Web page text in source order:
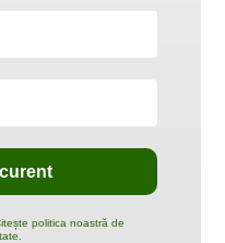
politica noastră de